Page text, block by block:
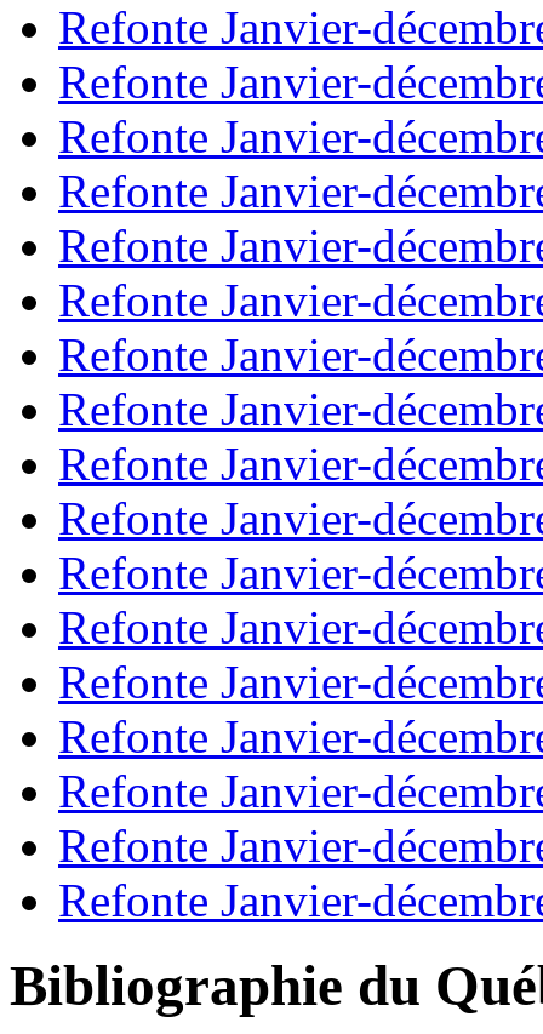
Refonte Janvier-
Refonte Janvier-
Refonte Janvier-
Refonte Janvier-
Refonte Janvier-
Refonte Janvier-
Refonte Janvier-
Refonte Janvier-
Refonte Janvier-
Refonte Janvier-
Refonte Janvier-
Refonte Janvier-
Refonte Janvier-
Refonte Janvier-
Refonte Janvier-
Refonte Janvier-
Refonte Janvier-
Bibliographie du